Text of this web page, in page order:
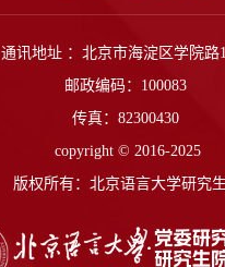
通讯地址 ：北京市海淀区学院路
邮政编码：100083
传真：82300430
copyright © 2016-2025
版权所有：北京语言大学研究